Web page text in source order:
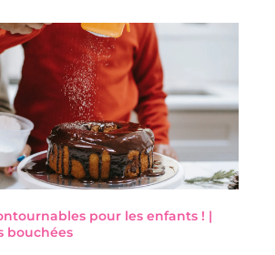
pour les enfants ! |
bouchées